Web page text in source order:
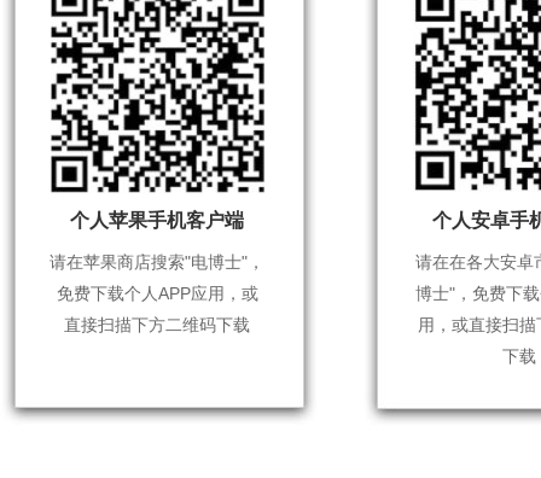
个人苹果手机客户端
请在苹果商店搜索"电博士"，
免费下载个人APP应用，或
直接扫描下方二维码下载
个人安卓手
请在在各大安卓
博士"，免费下
用，或直接扫
下载